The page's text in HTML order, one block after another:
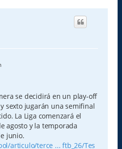
se decidirá en un play-off
sexto jugarán una semifinal
La Liga comenzará el
agosto y la temporada
junio.
articulo/terce ... ftb_26/Tes